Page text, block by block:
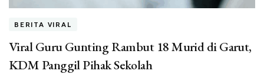
BERITA VIRAL
Viral Guru Gunting Rambut 18 Murid di Garut,
KDM Panggil Pihak Sekolah